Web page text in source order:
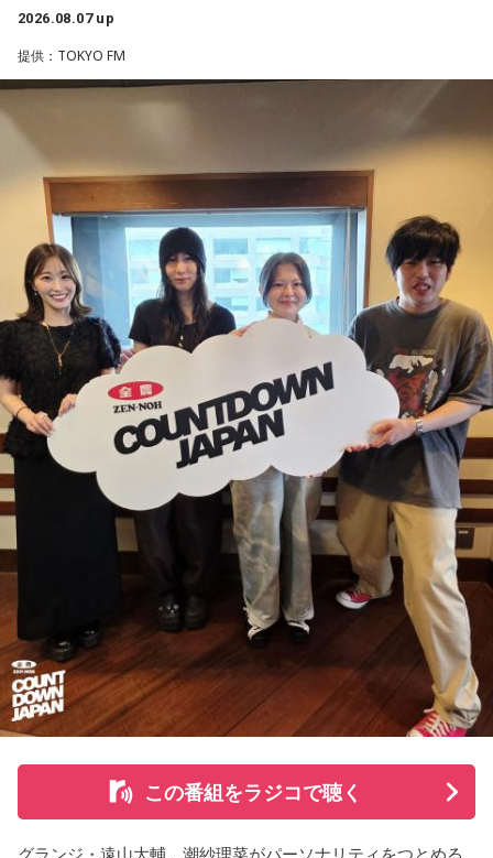
ニッポン放送をキーステーションに全国ネットで放送
■メールアドレス：
■番組公式X：@Ann_Since1967
■番組ハッシュタグ：#中島健人ANN
クフェスにも多数出演するだけでなく、アメリカで開催され
た世界最大級の音楽フェスティバル「SXSW（サウス・バイ・
サウスウエスト）」の出演や中国ツアーの開催など、海外で
のライブも経験。そのほか、2019年公開の映画「惡の華」で
は主題歌と劇中歌を担当し、今年4月から放送されたテレビド
ラマ版「惡の華」では、たかはしほのかさんが劇伴を担当。
そして、今秋には初のアジアツアーの開催が決定していま
す。
遠山：僕は「惡の華」が好きで、（テレビドラマ版ではW主
演の）あのちゃんと鈴木福くんがめちゃくちゃ素晴らしかっ
たですけど、そういうドラマの音楽って、どう作っていく
の？
ほのか：私も今回初めて関わらせてもらったんですけど、今
まで作ってきたライブでやる曲やバンドでやる曲の作り方と
は全然違って……ドラマの映像にいかに没頭させるかが重要と
いうか。リーガルリリーでは、音楽を聴いてほしくて作って
いるんですけれど、ドラマの音楽は、映像を観てもらわない
といけないので、逆に聴いてもらったらダメなんですよ。だ
から、音楽を通して真逆な作り方を体験できて、めちゃめち
ゃ面白かったです。
（左から）たかはしほのかさん、海さん
◆新曲「コニファー」に込めた想い
遠山：リーガルリリーは、7月11日（土）に新曲「コニファ
ー」を配信リリースしました。おめでとうございます。
ほのか・海：ありがとうございます。
2026.08.07 up
提供：TOKYO FM
この番組をラジコで聴く